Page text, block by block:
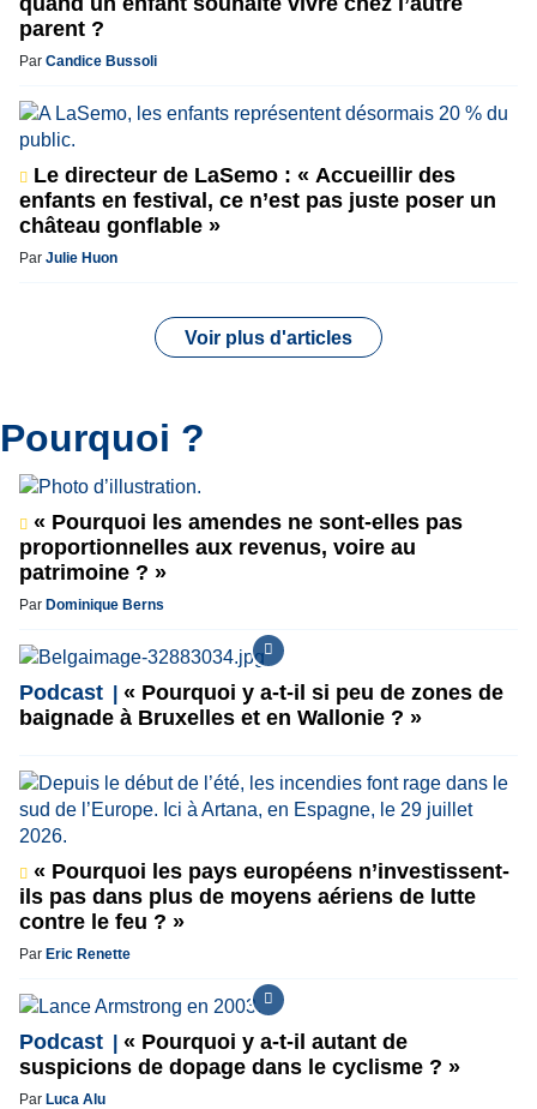
parent ?
Par Candice Bussoli
Le directeur de LaSemo : « Accueillir des
enfants en festival, ce n’est pas juste poser un
château gonflable »
Par Julie Huon
Voir plus d'articles
Pourquoi ?
« Pourquoi les amendes ne sont-elles pas
proportionnelles aux revenus, voire au
patrimoine ? »
Par Dominique Berns
Podcast
« Pourquoi y a-t-il si peu de zones de
baignade à Bruxelles et en Wallonie ? »
« Pourquoi les pays européens n’investissent-
ils pas dans plus de moyens aériens de lutte
contre le feu ? »
Par Eric Renette
Podcast
« Pourquoi y a-t-il autant de
suspicions de dopage dans le cyclisme ? »
Par Luca Alu